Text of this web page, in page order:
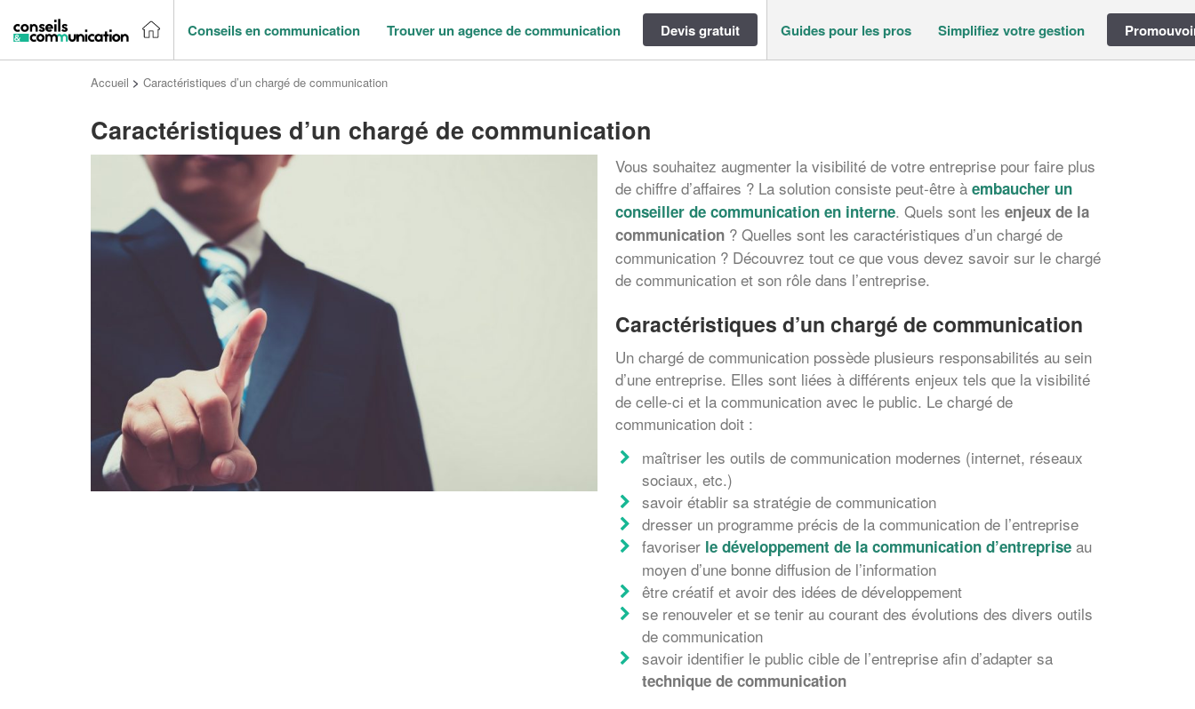
Conseils en communication Trouver un agence de communication Devis gratuit Guides pour les pros Simplifiez votre gestion
Accueil > Caractéristiques d’un chargé de communication
Caractéristiques d’un chargé de communication
Vous souhaitez augmenter la visibilité de votre entreprise pour faire plus
de chiffre d’affaires ? La solution consiste peut-être à embaucher un
conseiller de communication en interne. Quels sont les enjeux de la
communication ? Quelles sont les caractéristiques d’un chargé de
communication ? Découvrez tout ce que vous devez savoir sur le chargé
de communication et son rôle dans l’entreprise.
Caractéristiques d’un chargé de communication
Un chargé de communication possède plusieurs responsabilités au sein
d’une entreprise. Elles sont liées à différents enjeux tels que la visibilité
de celle-ci et la communication avec le public. Le chargé de
communication doit :
maîtriser les outils de communication modernes (internet, réseaux
sociaux, etc.)
savoir établir sa stratégie de communication
dresser un programme précis de la communication de l’entreprise
favoriser le développement de la communication d’entreprise au
moyen d’une bonne diffusion de l’information
être créatif et avoir des idées de développement
se renouveler et se tenir au courant des évolutions des divers outils
de communication
savoir identifier le public cible de l’entreprise afin d’adapter sa
technique de communication